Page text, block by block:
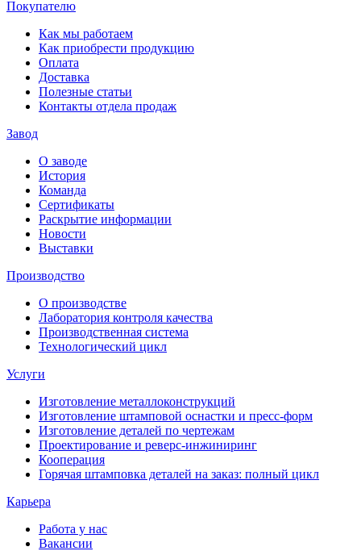
Покупателю
Как мы работаем
Как приобрести продукцию
Оплата
Доставка
Полезные статьи
Контакты отдела продаж
Завод
О заводе
История
Команда
Сертификаты
Раскрытие информации
Новости
Выставки
Производство
О производстве
Лаборатория контроля качества
Производственная система
Технологический цикл
Услуги
Изготовление металлоконструкций
Изготовление штамповой оснастки и пресс-форм
Изготовление деталей по чертежам
Проектирование и реверс-инжиниринг
Кооперация
Горячая штамповка деталей на заказ: полный цикл
Карьера
Работа у нас
Вакансии